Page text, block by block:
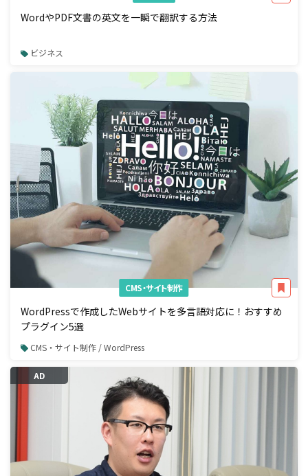
WordやPDF文書の英文を一瞬で翻訳する方法
ビジネス
CMS・サイト制作
WordPressで作成したWebサイトを多言語対応に！おすすめ
プラグイン5選
CMS・サイト制作 / WordPress
AD